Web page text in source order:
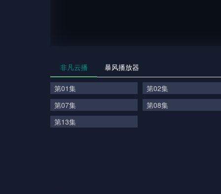
非凡云播 暴风播放器
第01集
第02集
第07集
第08集
第13集